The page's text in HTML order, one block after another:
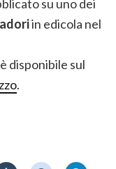
su uno dei
in edicola nel
disponibile sul
.